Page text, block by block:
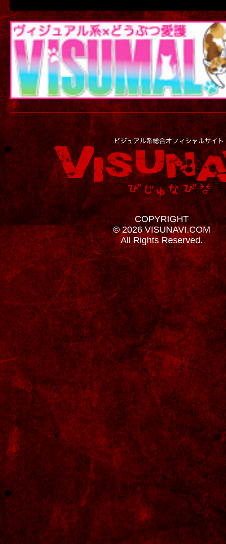
COPYRIGHT
© 2026 VISUNAVI.COM
All Rights Reserved.